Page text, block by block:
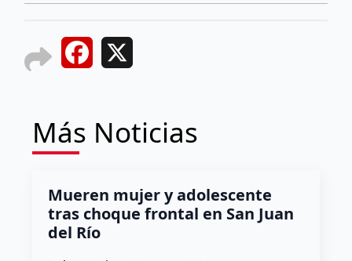
Facebook
Más Noticias
Mueren mujer y adolescente
tras choque frontal en San Juan
del Río